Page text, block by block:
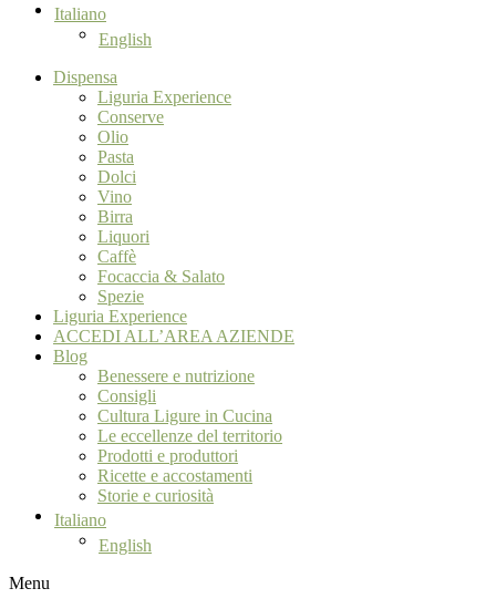
Italiano
English
Dispensa
Liguria Experience
Conserve
Olio
Pasta
Dolci
Vino
Birra
Liquori
Caffè
Focaccia & Salato
Spezie
Liguria Experience
ACCEDI ALL’AREA AZIENDE
Blog
Benessere e nutrizione
Consigli
Cultura Ligure in Cucina
Le eccellenze del territorio
Prodotti e produttori
Ricette e accostamenti
Storie e curiosità
Italiano
English
Menu